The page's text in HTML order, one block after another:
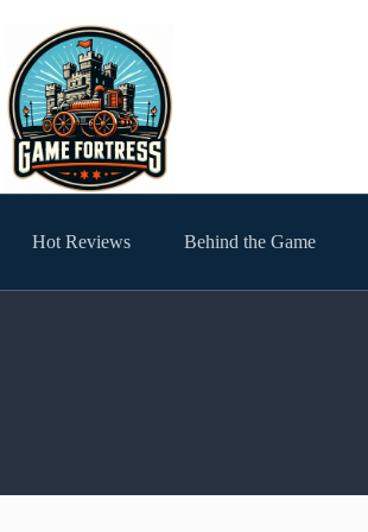
Hot Reviews Behind the Game